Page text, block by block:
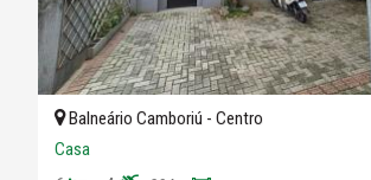
Balneário Camboriú - Centro
Casa